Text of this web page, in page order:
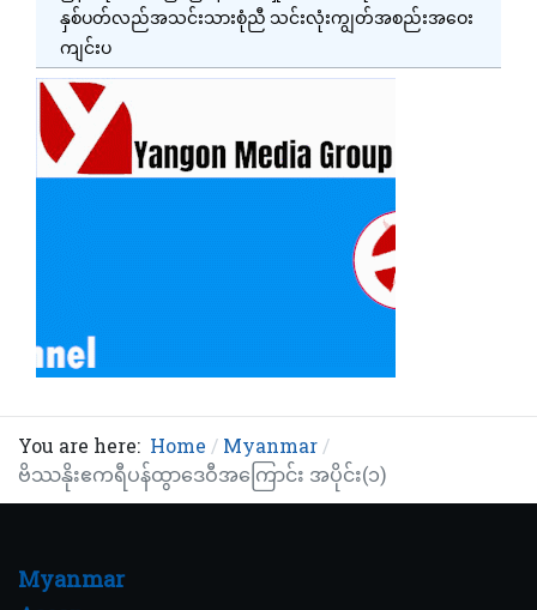
နှစ်ပတ်လည်အသင်းသားစုံညီ သင်းလုံးကျွတ်အစည်းအဝေး
ကျင်းပ
You are here: Home
Myanmar
ဗိဿနိုးဧကရီပန်ထွာဒေဝီအကြောင်း အပိုင်း(၁)
Myanmar